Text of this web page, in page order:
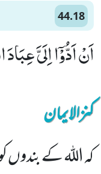
44.18
اَنْ اَدُّوْۤا اِلَیَّ
کنزالایمان
کہ اللہ کے بندوں